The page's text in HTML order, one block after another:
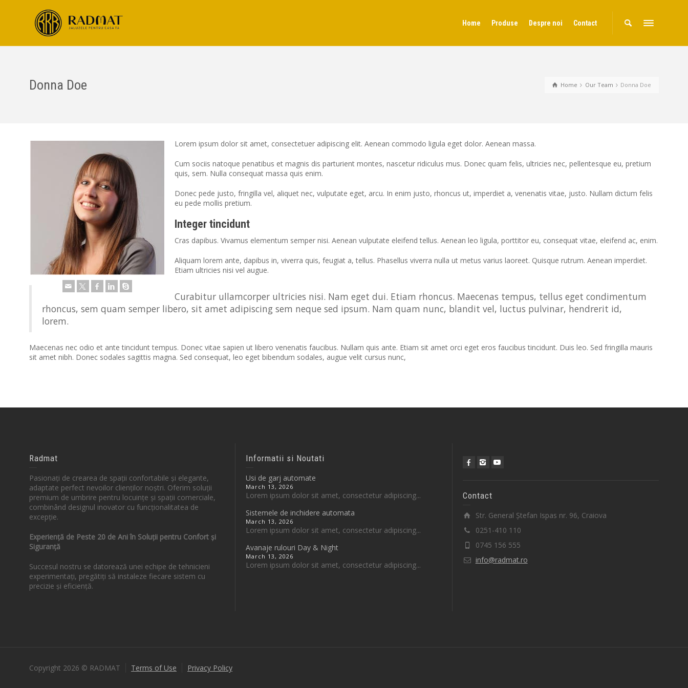
Home Produse Despre noi Contact
Home Our Team Donna Doe
Donna Doe
Lorem ipsum dolor sit amet, consectetuer adipiscing elit. Aenean commodo ligula eget dolor. Aenean massa.
Cum sociis natoque penatibus et magnis dis parturient montes, nascetur ridiculus mus. Donec quam felis, ultricies nec, pellentesque eu, pretium
quis, sem. Nulla consequat massa quis enim.
Donec pede justo, fringilla vel, aliquet nec, vulputate eget, arcu. In enim justo, rhoncus ut, imperdiet a, venenatis vitae, justo. Nullam dictum felis
eu pede mollis pretium.
Integer tincidunt
Cras dapibus. Vivamus elementum semper nisi. Aenean vulputate eleifend tellus. Aenean leo ligula, porttitor eu, consequat vitae, eleifend ac, enim.
Aliquam lorem ante, dapibus in, viverra quis, feugiat a, tellus. Phasellus viverra nulla ut metus varius laoreet. Quisque rutrum. Aenean imperdiet.
Etiam ultricies nisi vel augue.
Curabitur ullamcorper ultricies nisi. Nam eget dui. Etiam rhoncus. Maecenas tempus, tellus eget condimentum
rhoncus, sem quam semper libero, sit amet adipiscing sem neque sed ipsum. Nam quam nunc, blandit vel, luctus pulvinar, hendrerit id,
lorem.
Maecenas nec odio et ante tincidunt tempus. Donec vitae sapien ut libero venenatis faucibus. Nullam quis ante. Etiam sit amet orci eget eros faucibus tincidunt. Duis leo. Sed fringilla mauris
sit amet nibh. Donec sodales sagittis magna. Sed consequat, leo eget bibendum sodales, augue velit cursus nunc,
Radmat
Pasionați de crearea de spații confortabile și elegante,
adaptate perfect nevoilor clienților noștri. Oferim soluții
premium de umbrire pentru locuințe și spații comerciale,
combinând designul inovator cu funcționalitatea de
excepție.
Experiență de Peste 20 de Ani în Soluții pentru Confort și
Siguranță
Succesul nostru se datorează unei echipe de tehnicieni
experimentați, pregătiți să instaleze fiecare sistem cu
precizie și eficiență.
Informatii si Noutati
Usi de garj automate
March 13, 2026
Lorem ipsum dolor sit amet, consectetur adipiscing...
Sistemele de inchidere automata
March 13, 2026
Lorem ipsum dolor sit amet, consectetur adipiscing...
Avanaje rulouri Day & Night
March 13, 2026
Lorem ipsum dolor sit amet, consectetur adipiscing...
Contact
Str. General Ștefan Ispas nr. 96, Craiova
0251-410 110
0745 156 555
info@radmat.ro
Copyright 2026 © RADMAT Terms of Use Privacy Policy